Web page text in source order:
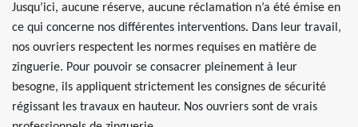
Jusqu’ici, aucune réserve, aucune réclamation n’a été émise en
ce qui concerne nos différentes interventions. Dans leur travail,
nos ouvriers respectent les normes requises en matière de
zinguerie. Pour pouvoir se consacrer pleinement à leur
besogne, ils appliquent strictement les consignes de sécurité
régissant les travaux en hauteur. Nos ouvriers sont de vrais